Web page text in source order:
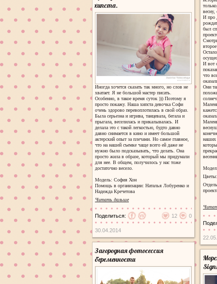
хипста.
Иногда хочется сказать так много, но слов не
хватает. Я не большой мастер писать.
Особенно, в такое время суток ))) Поэтому я
просто покажу. Наша хипста девочка Софи
очень здорово перевоплотилась в свой образ.
Была серьезна и игрива, танцевала, бегала и
прыгала, веселилась и прикалывалась. И
делала это с такой легкостью, будто давно
давно снимается в кино и имеет большой
актерский опыт за плечами. Но самое главное,
что на нашей съемке чаще всего ей даже не
нужно было подсказывать, что делать. Она
просто жила в образе, который мы придумали
для нее. В общем, получилось у нас тоже
достаточно весело.
Модель: София Хон
Помощь в организации: Наталья Лобуренко и
Надежда Кречетова
Читать дальше
Поделиться: 12 0
30.04.2014
Загородная фотосессия
беременности
весну,
И про
был
И вот
что
Они
наших